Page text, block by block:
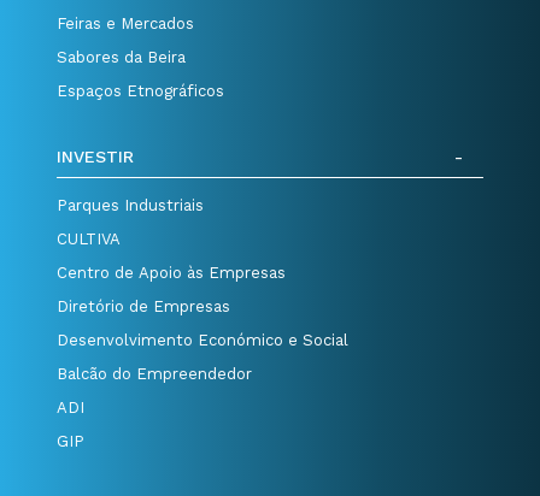
Feiras e Mercados
Sabores da Beira
Espaços Etnográficos
INVESTIR
Parques Industriais
CULTIVA
Centro de Apoio às Empresas
Diretório de Empresas
Desenvolvimento Económico e Social
Balcão do Empreendedor
ADI
GIP